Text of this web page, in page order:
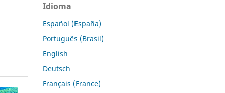
Idioma
Español (España)
Português (Brasil)
English
Deutsch
Français (France)